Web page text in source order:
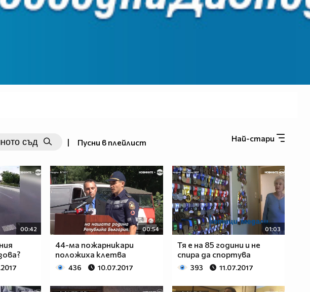
Най-стари
| Пусни в плейлист
00:42 00:54
44-ма пожарникари
положиха клетва
436 10.07.2017
01:03
Тя е на 85 години и не
спира да спортува
393 11.07.2017